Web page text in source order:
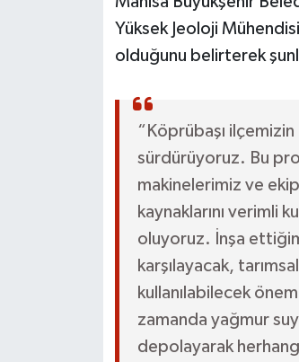
Yüksek Jeoloji
olduğunu belirterek
“Köprübaşı ilçemizin
sürdürüyoruz. Bu
makinelerimiz ve
kaynaklarını verimli
oluyoruz. İnşa
karşılayacak,
kullanılabilecek
zamanda yağmur
depolayarak